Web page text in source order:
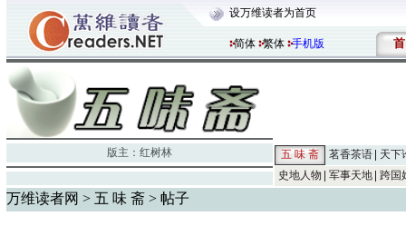
设万维读者为首页
简体 繁体 手机版 首
版主： 红树林 五 味 斋 茗香茶语
天下
史地人物
军事天地 跨国
万维读者网 > 五 味 斋 > 帖子